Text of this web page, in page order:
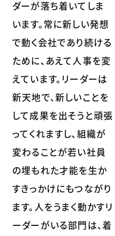
ダーが落ち着いてしま
います。常に新しい発想
で動く会社であり続ける
ために、あえて人事を変
えています。リーダーは
新天地で、新しいことを
して成果を出そうと頑張
ってくれますし、組織が
変わることが若い社員
の埋もれた才能を生か
すきっかけにもつながり
ます。人をうまく動かすリ
ーダーがいる部門は、着